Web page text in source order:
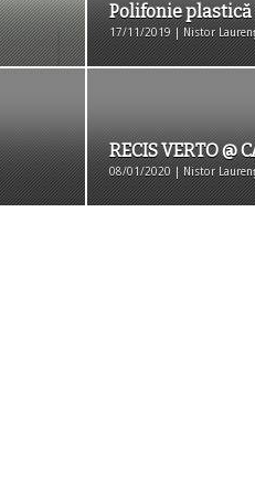
Polifonie plastică
17/11/2019 | Nistor
RECIS VERTO @
08/01/2020 | Nistor